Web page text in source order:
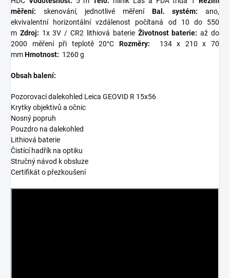
měření:
skenování, jednotlivé měření Bal. systém:
ano,
ekvivalentní horizontální vzdálenost počítaná od 10 do 550
m Zdroj: 1x 3V / CR2 lithiová baterie Životnost baterie: až do
2000 měření při teplotě 20°C
Rozměry:
134 x 210 x 70
mmHmotnost: 1260 g
Obsah balení:
Pozorovací dalekohled Leica GEOVID R 15x56
Krytky objektivů a očnic
Nosný popruh
Pouzdro na dalekohled
Lithiová baterie
Čistící hadřík na optiku
Stručný návod k obsluze
Certifikát o přezkoušení